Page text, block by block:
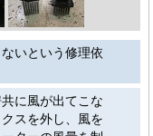
いという修理依
に風が出てこな
スを外し、風を